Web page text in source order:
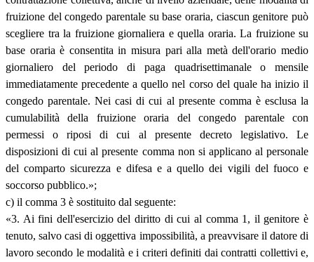
fruizione del congedo parentale su base oraria, ciascun genitore può
scegliere tra la fruizione giornaliera e quella oraria. La fruizione su
base oraria è consentita in misura pari alla metà dell'orario medio
giornaliero del periodo di paga quadrisettimanale o mensile
immediatamente precedente a quello nel corso del quale ha inizio il
congedo parentale. Nei casi di cui al presente comma è esclusa la
cumulabilità della fruizione oraria del congedo parentale con
permessi o riposi di cui al presente decreto legislativo. Le
disposizioni di cui al presente comma non si applicano al personale
del comparto sicurezza e difesa e a quello dei vigili del fuoco e
soccorso pubblico.»;
c) il comma 3 è sostituito dal seguente:
«3. Ai fini dell'esercizio del diritto di cui al comma 1, il genitore è
tenuto, salvo casi di oggettiva impossibilità, a preavvisare il datore di
lavoro secondo le modalità e i criteri definiti dai contratti collettivi e,